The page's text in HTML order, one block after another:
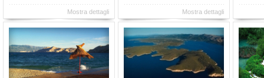
Mostra dettagli Mostra dettagli